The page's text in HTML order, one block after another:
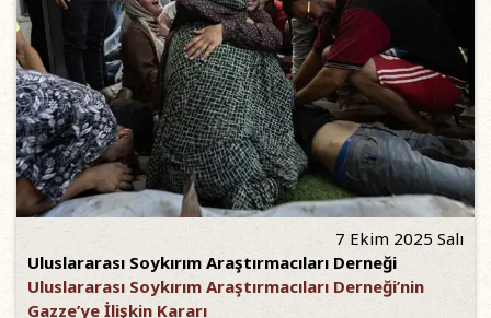
7 Ekim 2025 Salı
Uluslararası Soykırım Araştırmacıları Derneği
Uluslararası Soykırım Araştırmacıları Derneği’nin
Gazze’ye İlişkin Kararı